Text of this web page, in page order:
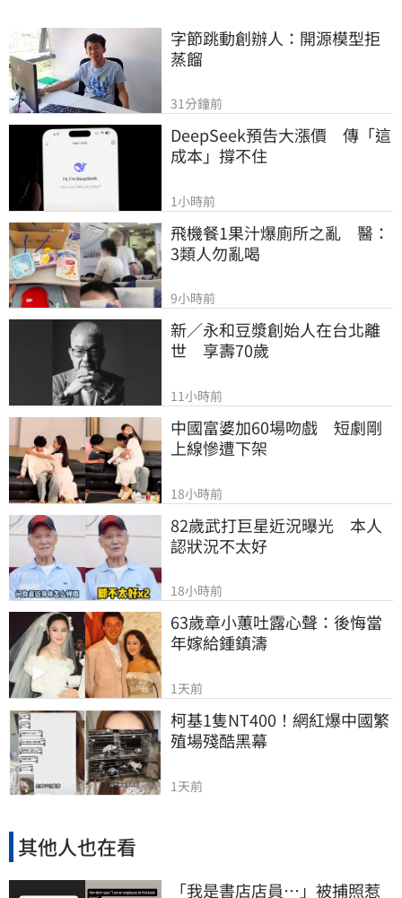
字節跳動創辦人：開源模型拒
蒸餾
31分鐘前
DeepSeek預告大漲價　傳「這
成本」撐不住
1小時前
飛機餐1果汁爆廁所之亂　醫：
3類人勿亂喝
9小時前
新／永和豆漿創始人在台北離
世　享壽70歲
11小時前
中國富婆加60場吻戲　短劇剛
上線慘遭下架
18小時前
82歲武打巨星近況曝光　本人
認狀況不太好
18小時前
63歲章小蕙吐露心聲：後悔當
年嫁給鍾鎮濤
1天前
柯基1隻NT400！網紅爆中國繁
殖場殘酷黑幕
1天前
其他人也在看
「我是書店店員⋯」被捕照惹